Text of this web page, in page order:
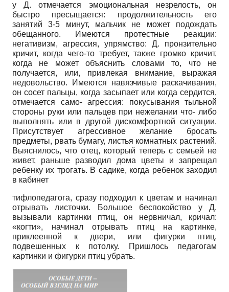
у Д. отмечается эмоциональная незрелость, он
быстро пресыщается: продолжительность его
занятий 3-5 минут, мальчик не может подождать
обещанного. Имеются протестные реакции:
негативизм, агрессия, упрямство: Д. пронзительно
кричит, когда чего-то требует, также громко кричит,
когда не может объяснить словами то, что не
получается, или, привлекая внимание, выражая
недовольство. Имеются навязчивые раскачивания,
он сосет пальцы, когда засыпает или когда сердится,
отмечается само- агрессия: покусывания тыльной
стороны руки или пальцев при нежелании что- либо
выполнять или в другой диском­фортной ситуации.
Присутствует агрессивное желание бросать
предметы, рвать бумагу, листья комнатных растений.
Выяснилось, что отец, который теперь с семьей не
живет, раньше разводил дома цветы и запрещал
ребенку их трогать. В садике, когда ребенок заходил
в кабинет
тифлопедагога, сразу подходил к цветам и начинал
отрывать листочки. Большое беспокойство у Д.
вызывали картинки птиц, он нервничал, кричал:
«когти», начинал отрывать птиц на картинке,
приклеенной к двери, или фигурки птиц,
подвешенных к потолку. Пришлось педагогам
картинки и фигурки птиц убрать.